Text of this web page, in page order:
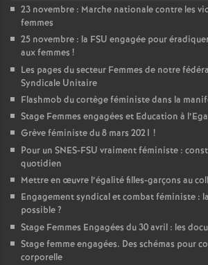
23 novembre : Marche nationale contre les
femmes
25 novembre : la FSU engagée pour
aux femmes !
Les pages du secteur Femmes de notre
Syndicale Unitaire
Flashmob du cortège féministe dans la
Stage Femmes engagées et Education à
Grève féministe du 8 mars 2021 !
Pour un SNES-FSU vraiment féministe :
quotidien
Mettre en œuvre l’égalité filles-garçons au
Engagement syndical et combat féministe :
possible?
Stage Femmes Engagées du 30 avril : les
Stage femme engagées. Des schémas pour
corporelle